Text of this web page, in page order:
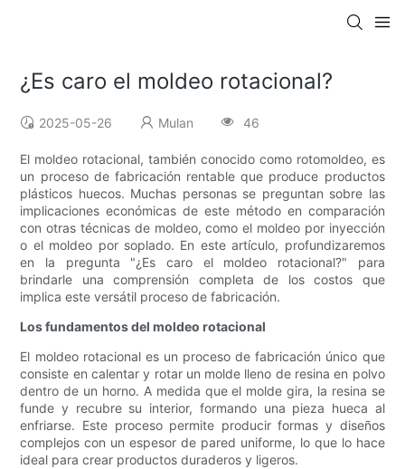
¿Es caro el moldeo rotacional?
2025-05-26 Mulan 46
El moldeo rotacional, también conocido como rotomoldeo, es
un proceso de fabricación rentable que produce productos
plásticos huecos. Muchas personas se preguntan sobre las
implicaciones económicas de este método en comparación
con otras técnicas de moldeo, como el moldeo por inyección
o el moldeo por soplado. En este artículo, profundizaremos
en la pregunta "¿Es caro el moldeo rotacional?" para
brindarle una comprensión completa de los costos que
implica este versátil proceso de fabricación.
Los fundamentos del moldeo rotacional
El moldeo rotacional es un proceso de fabricación único que
consiste en calentar y rotar un molde lleno de resina en polvo
dentro de un horno. A medida que el molde gira, la resina se
funde y recubre su interior, formando una pieza hueca al
enfriarse. Este proceso permite producir formas y diseños
complejos con un espesor de pared uniforme, lo que lo hace
ideal para crear productos duraderos y ligeros.